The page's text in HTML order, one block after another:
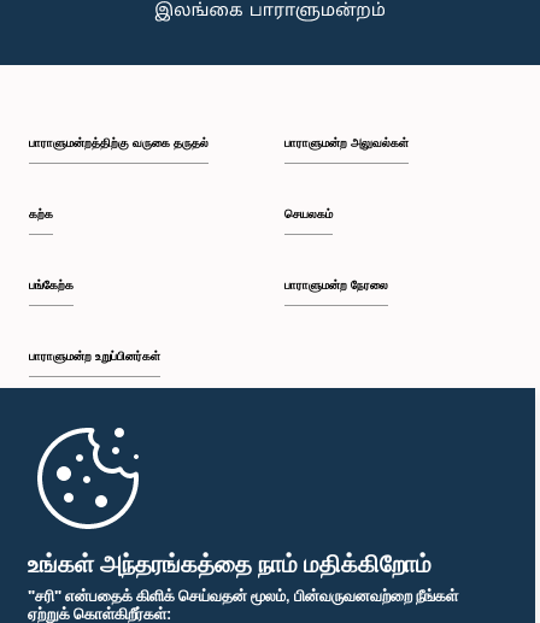
உங்கள் அந்தரங்கத்தை நாம் மதிக்கிறோம்
"சரி" என்பதைக் கிளிக் செய்வதன் மூலம், பின்வருவனவற்றை நீங்கள்
ஏற்றுக் கொள்கிறீர்கள்:
பாராளுமன்றத்திற்கு வருகை தருதல்
கற்க
பங்கேற்க
பாராளுமன்ற உறுப்பினர்கள்
முதற்பக்கம்
பாராளுமன்ற அலுவல்கள்
செயலகம்
பாராளுமன்ற நேரலை
பாராளுமன்ற கையடக்க செயலி